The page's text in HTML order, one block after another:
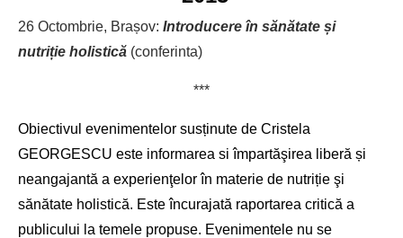
26 Octombrie, Brașov: Introducere în sănătate și
nutriție holistică (conferinta)
***
Obiectivul evenimentelor susținute de Cristela
GEORGESCU este informarea si împartăşirea liberă și
neangajantă a experienţelor în materie de nutriție şi
sănătate holistică. Este încurajată raportarea critică a
publicului la temele propuse. Evenimentele nu se